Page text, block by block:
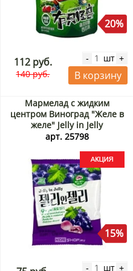
20%
112 руб.
140 руб.
- шт +
В корзину
Мармелад с жидким
центром Виноград "Желе в
желе" Jelly in Jelly
Соджу/Seoju, Корея, 23 г
арт. 25798
15%
- шт +